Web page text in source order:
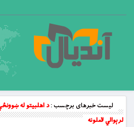
لیست خبرهای برچسب :د اهلبيتو له
لرېوالي لاملونه